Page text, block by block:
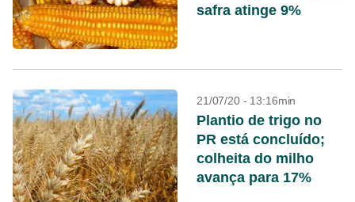
safra atinge 9%
21/07/20 - 13:16min
Plantio de trigo no
PR está concluído;
colheita do milho
avança para 17%